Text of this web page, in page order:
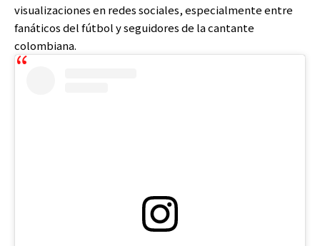
visualizaciones en redes sociales, especialmente entre
fanáticos del fútbol y seguidores de la cantante
colombiana.